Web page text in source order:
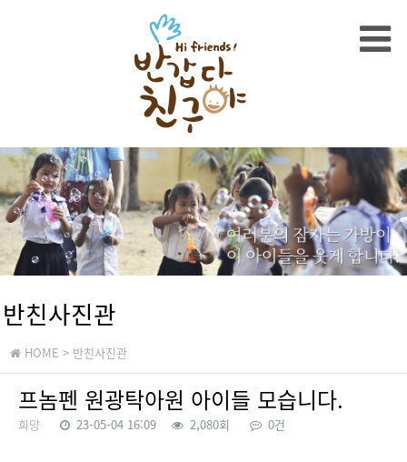
반친사진관
HOME > 반친사진관
프놈펜 원광탁아원 아이들 모습니다.
희망 23-05-04 16:09 2,080회 0건